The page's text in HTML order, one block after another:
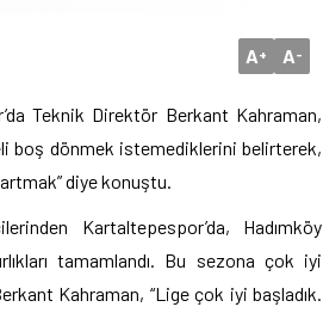
A+ A-
Teknik Direktör Berkant Kahraman,
boş dönmek istemediklerini belirterek,
diye konuştu.
Kartaltepespor’da, Hadımköy
tamamlandı. Bu sezona çok iyi
Kahraman, “Lige çok iyi başladık.